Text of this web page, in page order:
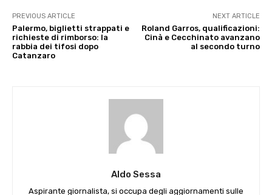
PREVIOUS ARTICLE
Palermo, biglietti strappati e
richieste di rimborso: la
rabbia dei tifosi dopo
Catanzaro
NEXT ARTICLE
Roland Garros, qualificazioni:
Cinà e Cecchinato avanzano
al secondo turno
Aldo Sessa
Aspirante giornalista, si occupa degli aggiornamenti sulle